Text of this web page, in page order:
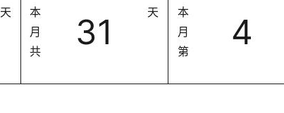
天
本
月
共
31 天
本
月
第
4